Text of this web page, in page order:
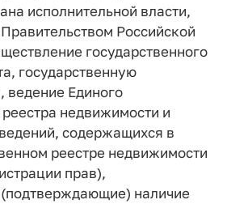
исполнительной власти,
Российской
государственного
государственную
ведение Единого
реестра недвижимости и
содержащихся в
реестре недвижимости
прав),
наличие